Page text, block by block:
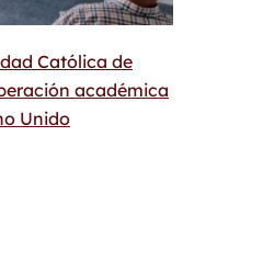
Católica de
académica
Unido